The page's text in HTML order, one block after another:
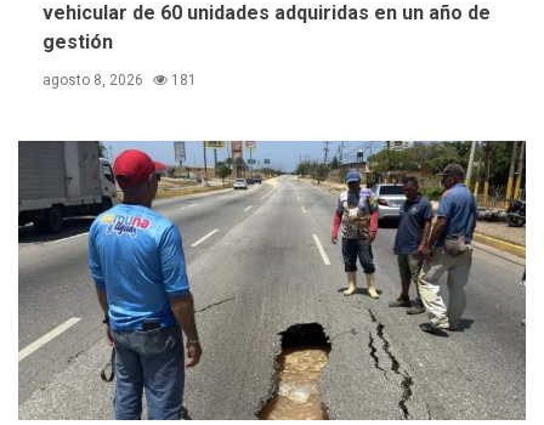
vehicular de 60 unidades adquiridas en un año de
gestión
agosto 8, 2026 181